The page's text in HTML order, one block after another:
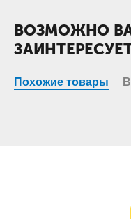
ВОЗМОЖНО
Похожие товары